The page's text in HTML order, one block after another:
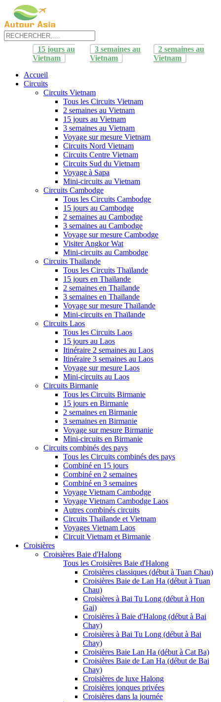
15 jours au
Vietnam
3 semaines au
Vietnam
2 semaines au
Vietnam
Accueil
Circuits
Circuits Vietnam
Tous les Circuits Vietnam
2 semaines au Vietnam
15 jours au Vietnam
3 semaines au Vietnam
Voyage sur mesure Vietnam
Circuits Nord Vietnam
Circuits Centre Vietnam
Circuits Sud du Vietnam
Voyage à Sapa
Mini-circuits au Vietnam
Circuits Cambodge
Tous les Circuits Cambodge
15 jours au Cambodge
2 semaines au Cambodge
3 semaines au Cambodge
Voyage sur mesure Cambodge
Visiter Angkor Wat
Mini-circuits au Cambodge
Circuits Thaïlande
Tous les Circuits Thaïlande
15 jours en Thaïlande
2 semaines en Thaïlande
3 semaines en Thaïlande
Voyage sur mesure Thaïlande
Mini-circuits en Thaïlande
Circuits Laos
Tous les Circuits Laos
15 jours au Laos
Itinéraire 2 semaines au Laos
Itinéraire 3 semaines au Laos
Voyage sur mesure Laos
Mini-circuits au Laos
Circuits Birmanie
Tous les Circuits Birmanie
15 jours en Birmanie
2 semaines en Birmanie
3 semaines en Birmanie
Voyage sur mesure Birmanie
Mini-circuits en Birmanie
Circuits combinés des pays
Tous les Circuits combinés des pays
Combiné en 15 jours
Combiné en 2 semaines
Combiné en 3 semaines
Voyage Vietnam Cambodge
Voyage Vietnam Cambodge Laos
Autres combinés circuits
Circuits Thaïlande et Vietnam
Voyages Vietnam Laos
Circuit Vietnam et Birmanie
Croisières
Croisières Baie d'Halong
Tous les Croisières Baie d'Halong
Croisières classiques (début à Tuan Chau)
Croisières Baie de Lan Ha (début à Tuan
Chau)
Croisières à Bai Tu Long (début à Hon
Gai)
Croisières à Baie d'Halong (début à Bai
Chay)
Croisières à Bai Tu Long (début à Bai
Chay)
Croisières Baie Lan Ha (début à Cat Ba)
Croisières Baie de Lan Ha (début de Bai
Chay)
Croisières de luxe Halong
Croisières jonques privées
Croisières dans la journée